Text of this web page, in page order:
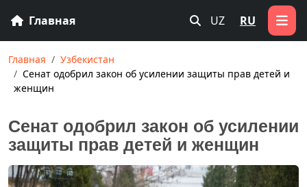
Главная UZ RU
Главная
Узбекистан
Сенат одобрил закон об усилении защиты прав детей и
женщин
Сенат одобрил закон об усилении
защиты прав детей и женщин